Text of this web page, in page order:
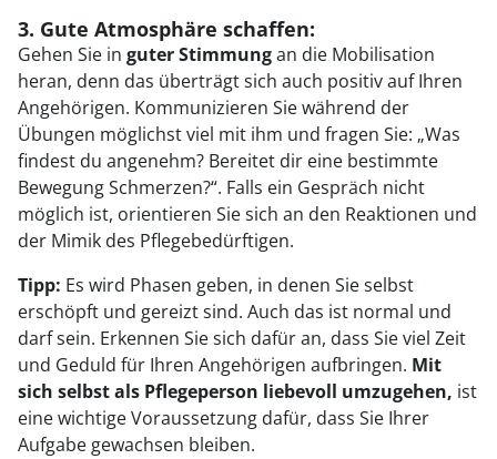
3. Gute Atmosphäre schaffen:
Gehen Sie in guter Stimmungan die Mobilisation
heran, denn das überträgt sich auch positiv auf Ihren
Angehörigen. Kommunizieren Sie während der
Übungen möglichst viel mit ihm und fragen Sie: „Was
findest du angenehm? Bereitet dir eine bestimmte
Bewegung Schmerzen?“. Falls ein Gespräch nicht
möglich ist, orientieren Sie sich an den Reaktionen und
der Mimik des Pflegebedürftigen.
Tipp: Es wird Phasen geben, in denen Sie selbst
erschöpft und gereizt sind. Auch das ist normal und
darf sein. Erkennen Sie sich dafür an, dass Sie viel Zeit
und Geduld für Ihren Angehörigen aufbringen. Mit
sich selbst als Pflegeperson liebevoll umzugehen, ist
eine wichtige Voraussetzung dafür, dass Sie Ihrer
Aufgabe gewachsen bleiben.